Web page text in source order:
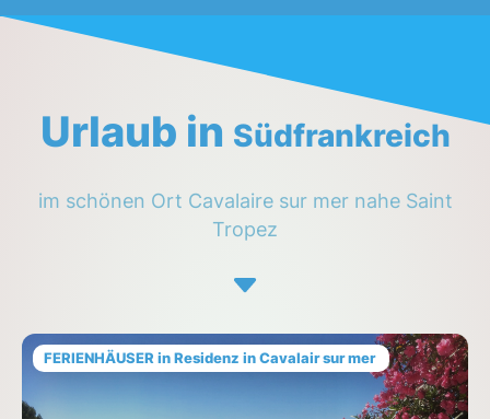
Urlaub in Südfrankreich
im schönen Ort Cavalaire sur mer nahe Saint
Tropez
FERIENHÄUSER in Residenz in Cavalair sur mer